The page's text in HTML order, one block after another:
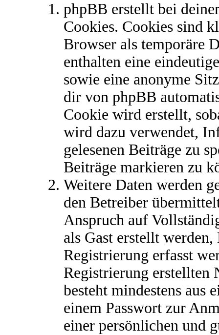
phpBB erstellt bei
Cookies. Cookies sind
Browser als temporäre
enthalten eine
sowie eine anonyme
dir von phpBB
Cookie wird erstellt,
wird dazu verwendet,
gelesenen Beiträge zu
Beiträge markieren zu
Weitere Daten werden
den Betreiber
Anspruch auf
als Gast erstellt
Registrierung erfasst
Registrierung erstellten
besteht mindestens aus
einem Passwort zur
einer persönlichen und